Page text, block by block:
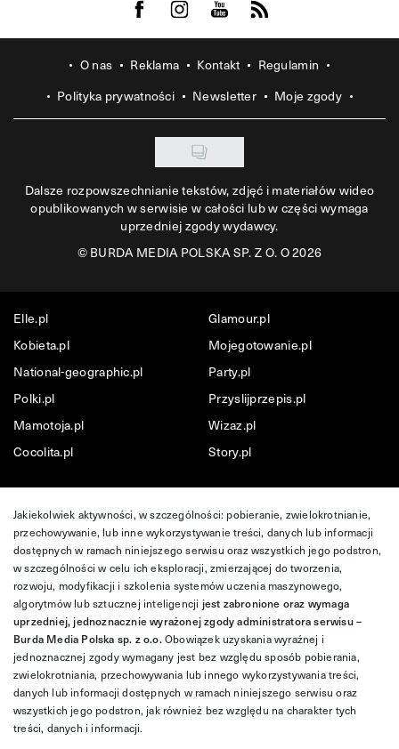
Visit us on Facebook
Visit us on Instagram
Visit us on Youtube
Visit us on Rss
O nas Reklama Kontakt
Regulamin
Polityka prywatności
Newsletter Moje zgody
Dalsze rozpowszechnianie tekstów, zdjęć i materiałów wideo
opublikowanych w serwisie w całości lub w części wymaga
uprzedniej zgody wydawcy.
©BURDA MEDIA POLSKA SP. Z O. O 2026
Elle.pl
Glamour.pl
Kobieta.pl
Mojegotowanie.pl
National-geographic.pl
Party.pl
Polki.pl
Przyslijprzepis.pl
Mamotoja.pl
Wizaz.pl
Cocolita.pl
Story.pl
Jakiekolwiek aktywności, w szczególności: pobieranie, zwielokrotnianie,
przechowywanie, lub inne wykorzystywanie treści, danych lub informacji
dostępnych w ramach niniejszego serwisu oraz wszystkich jego podstron,
w szczególności w celu ich eksploracji, zmierzającej do tworzenia,
rozwoju, modyfikacji i szkolenia systemów uczenia maszynowego,
algorytmów lub sztucznej inteligencji jest zabronione oraz wymaga
uprzedniej, jednoznacznie wyrażonej zgody administratora serwisu –
Burda Media Polska sp. z o.o.Obowiązek uzyskania wyraźnej i
jednoznacznej zgody wymagany jest bez względu sposób pobierania,
zwielokrotniania, przechowywania lub innego wykorzystywania treści,
danych lub informacji dostępnych w ramach niniejszego serwisu oraz
wszystkich jego podstron, jak również bez względu na charakter tych
treści, danych i informacji.